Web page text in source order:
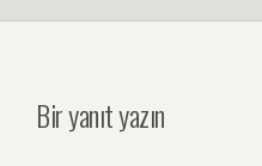
Bir yanıt yazın